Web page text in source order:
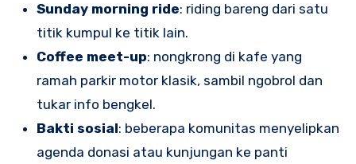
Sunday morning ride: riding bareng dari satu
titik kumpul ke titik lain.
Coffee meet-up: nongkrong di kafe yang
ramah parkir motor klasik, sambil ngobrol dan
tukar info bengkel.
Bakti sosial: beberapa komunitas menyelipkan
agenda donasi atau kunjungan ke panti